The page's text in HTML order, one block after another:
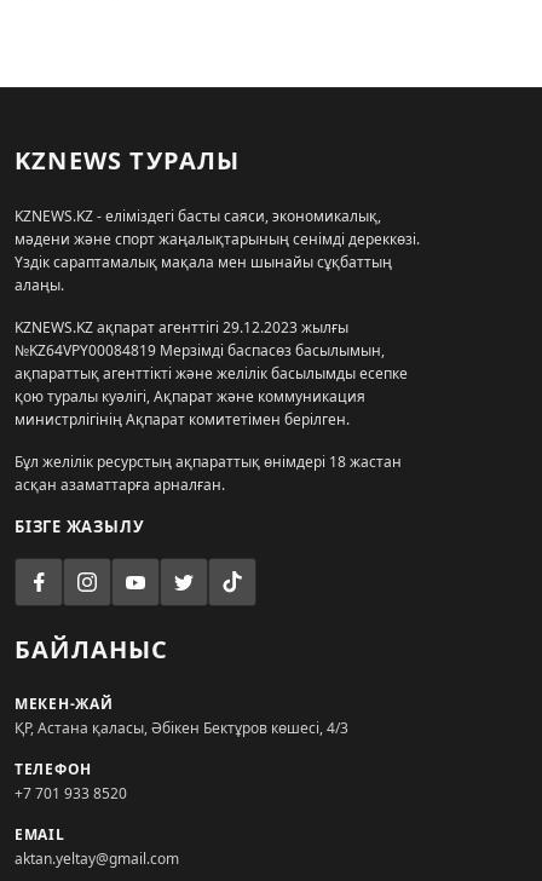
KZNEWS ТУРАЛЫ
KZNEWS.KZ - еліміздегі басты саяси, экономикалық,
мәдени және спорт жаңалықтарының сенімді дереккөзі.
Үздік сараптамалық мақала мен шынайы сұқбаттың
алаңы.
KZNEWS.KZ ақпарат агенттігі 29.12.2023 жылғы
№KZ64VPY00084819 Мерзімді баспасөз басылымын,
ақпараттық агенттікті және желілік басылымды есепке
қою туралы куәлігі, Ақпарат және коммуникация
министрлігінің Ақпарат комитетімен берілген.
Бұл желілік ресурстың ақпараттық өнімдері 18 жастан
асқан азаматтарға арналған.
БІЗГЕ ЖАЗЫЛУ
БАЙЛАНЫС
МЕКЕН-ЖАЙ
ҚР, Астана қаласы, Әбікен Бектұров көшесі, 4/3
ТЕЛЕФОН
+7 701 933 8520
EMAIL
aktan.yeltay@gmail.com